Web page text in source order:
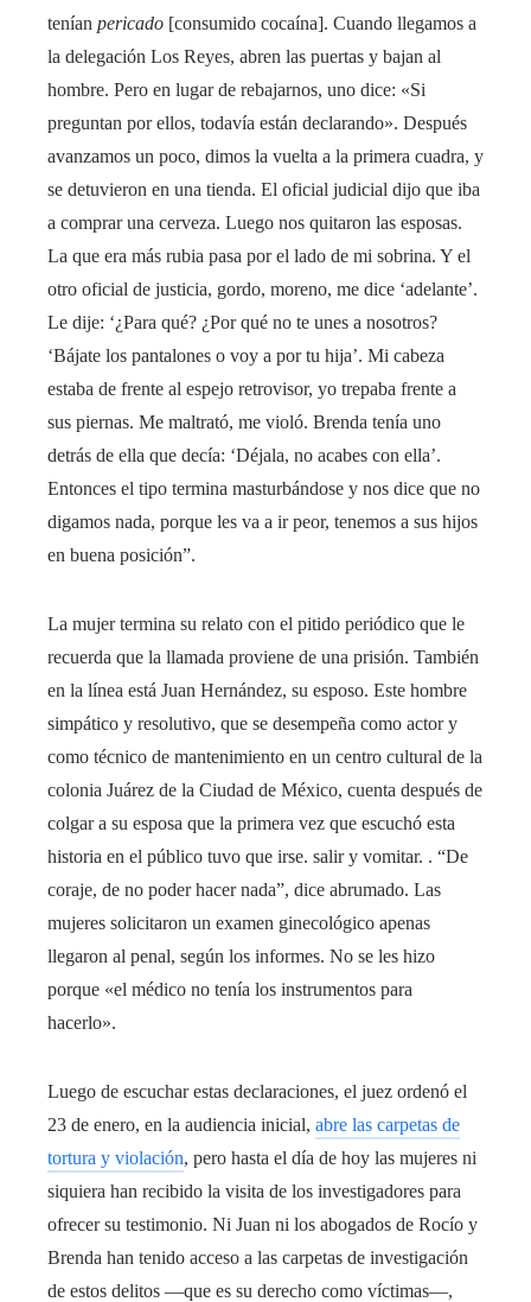
tenían pericado [consumido cocaína]. Cuando llegamos a
la delegación Los Reyes, abren las puertas y bajan al
hombre. Pero en lugar de rebajarnos, uno dice: «Si
preguntan por ellos, todavía están declarando». Después
avanzamos un poco, dimos la vuelta a la primera cuadra, y
se detuvieron en una tienda. El oficial judicial dijo que iba
a comprar una cerveza. Luego nos quitaron las esposas.
La que era más rubia pasa por el lado de mi sobrina. Y el
otro oficial de justicia, gordo, moreno, me dice ‘adelante’.
Le dije: ‘¿Para qué? ¿Por qué no te unes a nosotros?
‘Bájate los pantalones o voy a por tu hija’. Mi cabeza
estaba de frente al espejo retrovisor, yo trepaba frente a
sus piernas. Me maltrató, me violó. Brenda tenía uno
detrás de ella que decía: ‘Déjala, no acabes con ella’.
Entonces el tipo termina masturbándose y nos dice que no
digamos nada, porque les va a ir peor, tenemos a sus hijos
en buena posición”.
La mujer termina su relato con el pitido periódico que le
recuerda que la llamada proviene de una prisión. También
en la línea está Juan Hernández, su esposo. Este hombre
simpático y resolutivo, que se desempeña como actor y
como técnico de mantenimiento en un centro cultural de la
colonia Juárez de la Ciudad de México, cuenta después de
colgar a su esposa que la primera vez que escuchó esta
historia en el público tuvo que irse. salir y vomitar. . “De
coraje, de no poder hacer nada”, dice abrumado. Las
mujeres solicitaron un examen ginecológico apenas
llegaron al penal, según los informes. No se les hizo
porque «el médico no tenía los instrumentos para
hacerlo».
Luego de escuchar estas declaraciones, el juez ordenó el
23 de enero, en la audiencia inicial, abre las carpetas de
tortura y violación, pero hasta el día de hoy las mujeres ni
siquiera han recibido la visita de los investigadores para
ofrecer su testimonio. Ni Juan ni los abogados de Rocío y
Brenda han tenido acceso a las carpetas de investigación
de estos delitos —que es su derecho como víctimas—,